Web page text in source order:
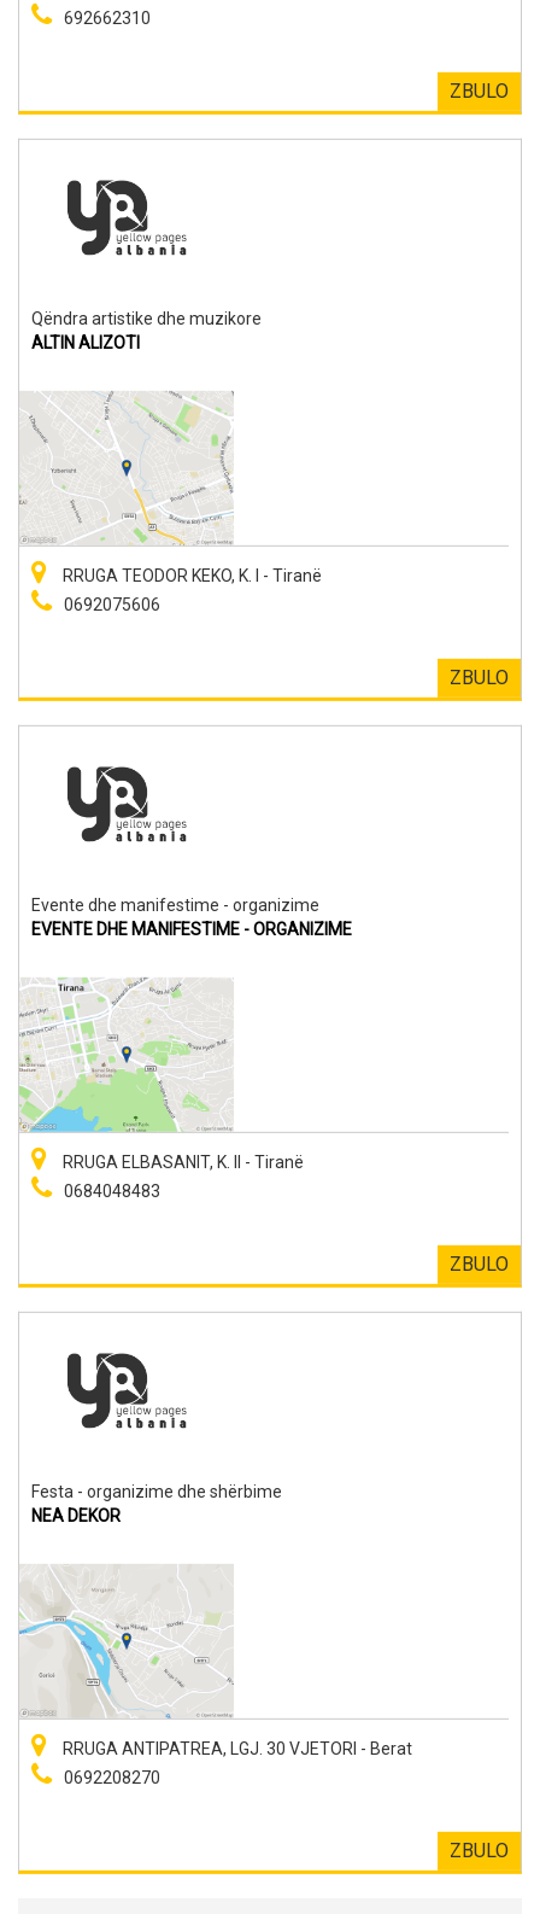
692662310
ZBULO
Qëndra artistike dhe muzikore
ALTIN ALIZOTI
RRUGA TEODOR KEKO, K. I - Tiranë
0692075606
ZBULO
Evente dhe manifestime - organizime
EVENTE DHE MANIFESTIME - ORGANIZIME
RRUGA ELBASANIT, K. II - Tiranë
0684048483
ZBULO
Festa - organizime dhe shërbime
NEA DEKOR
RRUGA ANTIPATREA, LGJ. 30 VJETORI - Berat
0692208270
ZBULO